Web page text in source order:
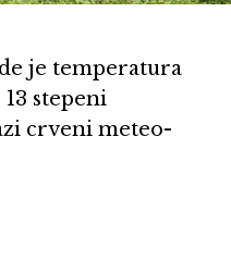
je temperatura
stepeni
crveni meteo-